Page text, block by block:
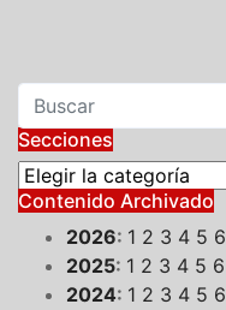
Secciones
Secciones
Contenido Archivado
2026: 1 2 3 4 5 6
2025: 1 2 3 4 5 6
2024: 1 2 3 4 5 6